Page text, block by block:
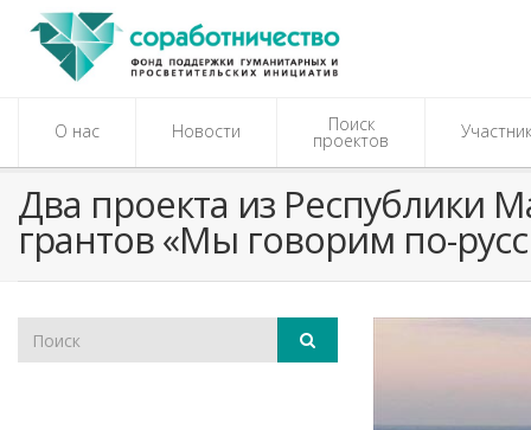
О нас Новости Поиск
проектов
Два проекта из Республики
грантов «Мы говорим по-